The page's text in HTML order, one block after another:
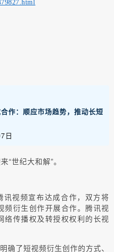
作：顺应市场趋势，推动长短
日
“世纪大和解”。
视频宣布达成合作，双方将
频衍生创作开展合作。腾讯视
络传播权及转授权权利的长视
确了短视频衍生创作的方式、